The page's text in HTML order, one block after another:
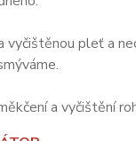
pleť a
a vyčištění